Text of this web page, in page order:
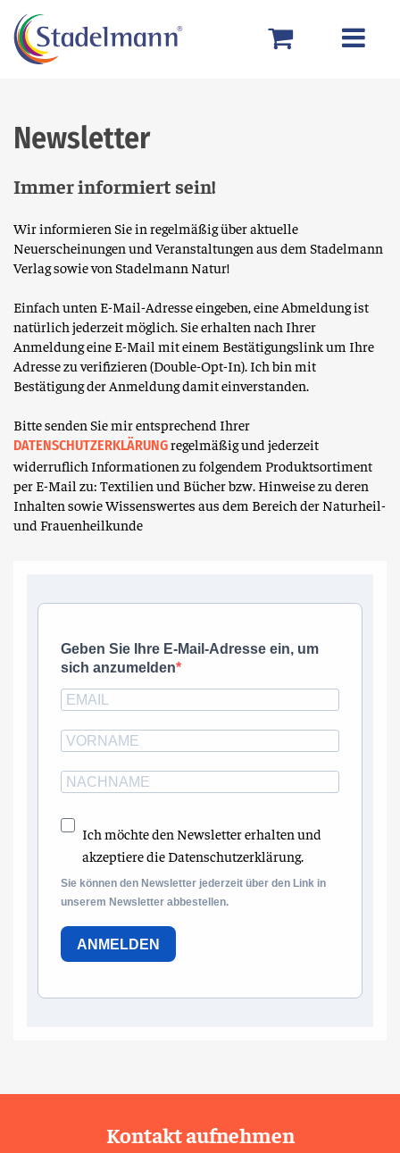
Newsletter
Immer informiert sein!
Wir informieren Sie in regelmäßig über aktuelle
Neuerscheinungen und Veranstaltungen aus dem Stadelmann
Verlag sowie von Stadelmann Natur!
Einfach unten E-Mail-Adresse eingeben, eine Abmeldung ist
natürlich jederzeit möglich. Sie erhalten nach Ihrer
Anmeldung eine E-Mail mit einem Bestätigungslink um Ihre
Adresse zu verifizieren (Double-Opt-In). Ich bin mit
Bestätigung der Anmeldung damit einverstanden.
Bitte senden Sie mir entsprechend Ihrer
DATENSCHUTZERKLÄRUNGregelmäßig und jederzeit
widerruflich Informationen zu folgendem Produktsortiment
per E-Mail zu: Textilien und Bücher bzw. Hinweise zu deren
Inhalten sowie Wissenswertes aus dem Bereich der Naturheil-
und Frauenheilkunde
Geben Sie Ihre E-Mail-Adresse ein, um
sich anzumelden
Ich möchte den Newsletter erhalten und
akzeptiere die Datenschutzerklärung.
Sie können den Newsletter jederzeit über den Link in
unserem Newsletter abbestellen.
ANMELDEN
Kontakt aufnehmen